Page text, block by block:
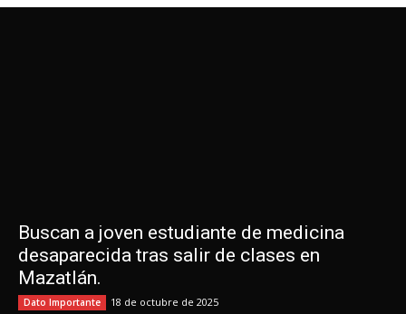
Buscan a joven estudiante de medicina
desaparecida tras salir de clases en
Mazatlán.
Dato Importante 18 de octubre de 2025